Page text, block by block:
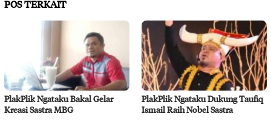
POS TERKAIT
PlakPlik Ngataku Bakal Gelar
Kreasi Sastra MBG
PlakPlik Ngataku Dukung Taufiq
Ismail Raih Nobel Sastra